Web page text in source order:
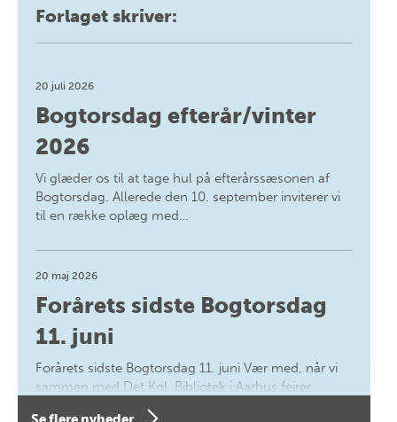
Forlaget skriver:
20 juli 2026
Bogtorsdag efterår/vinter
2026
Vi glæder os til at tage hul på efterårssæsonen af
Bogtorsdag. Allerede den 10. september inviterer vi
til en række oplæg med…
20 maj 2026
Forårets sidste Bogtorsdag
11. juni
Forårets sidste Bogtorsdag 11. juni Vær med, når vi
sammen med Det Kgl. Bibliotek i Aarhus fejrer
forfatterne bag vores nyes…